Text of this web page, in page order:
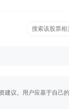
建议。用户应基于自己